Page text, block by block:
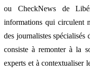
ou CheckNews de
informations qui circulent
des journalistes
consiste à remonter à la
experts et à contextualiser